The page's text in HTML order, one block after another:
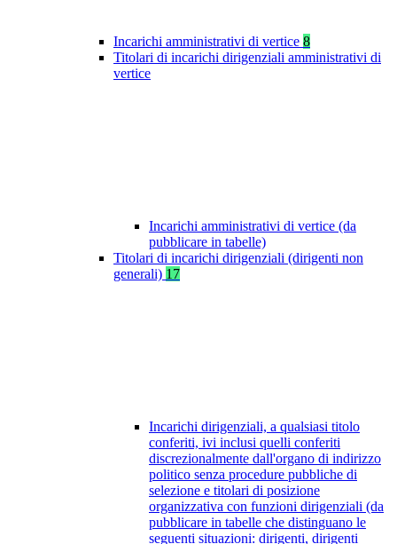
Incarichi amministrativi di vertice 8
Titolari di incarichi dirigenziali amministrativi di
vertice
Incarichi amministrativi di vertice (da
pubblicare in tabelle)
Titolari di incarichi dirigenziali (dirigenti non
generali) 17
Incarichi dirigenziali, a qualsiasi titolo
conferiti, ivi inclusi quelli conferiti
discrezionalmente dall'organo di indirizzo
politico senza procedure pubbliche di
selezione e titolari di posizione
organizzativa con funzioni dirigenziali (da
pubblicare in tabelle che distinguano le
seguenti situazioni: dirigenti, dirigenti